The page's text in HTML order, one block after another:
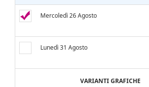
Mercoledì 26 Agosto
Lunedì 31 Agosto
VARIANTI GRAFICHE